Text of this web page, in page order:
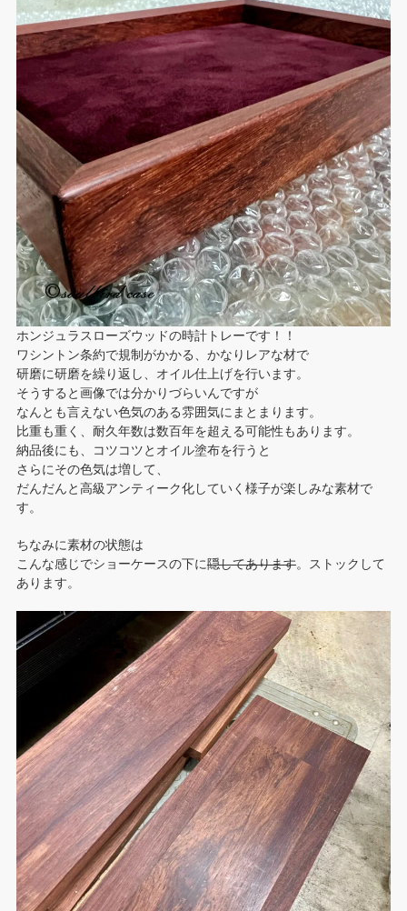
ホンジュラスローズウッドの時計トレーです！！
ワシントン条約で規制がかかる、かなりレアな材で
研磨に研磨を繰り返し、オイル仕上げを行います。
そうすると画像では分かりづらいんですが
なんとも言えない色気のある雰囲気にまとまります。
比重も重く、耐久年数は数百年を超える可能性もあります。
納品後にも、コツコツとオイル塗布を行うと
さらにその色気は増して、
だんだんと高級アンティーク化していく様子が楽しみな素材で
す。
ちなみに素材の状態は
こんな感じでショーケースの下に隠してあります。ストックして
あります。